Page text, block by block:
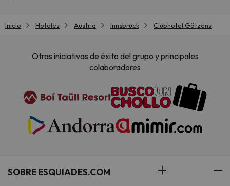
Inicio Hoteles Austria Innsbruck Clubhotel Götzens
Otras iniciativas de éxito del grupo y principales
colaboradores
SOBRE ESQUIADES.COM